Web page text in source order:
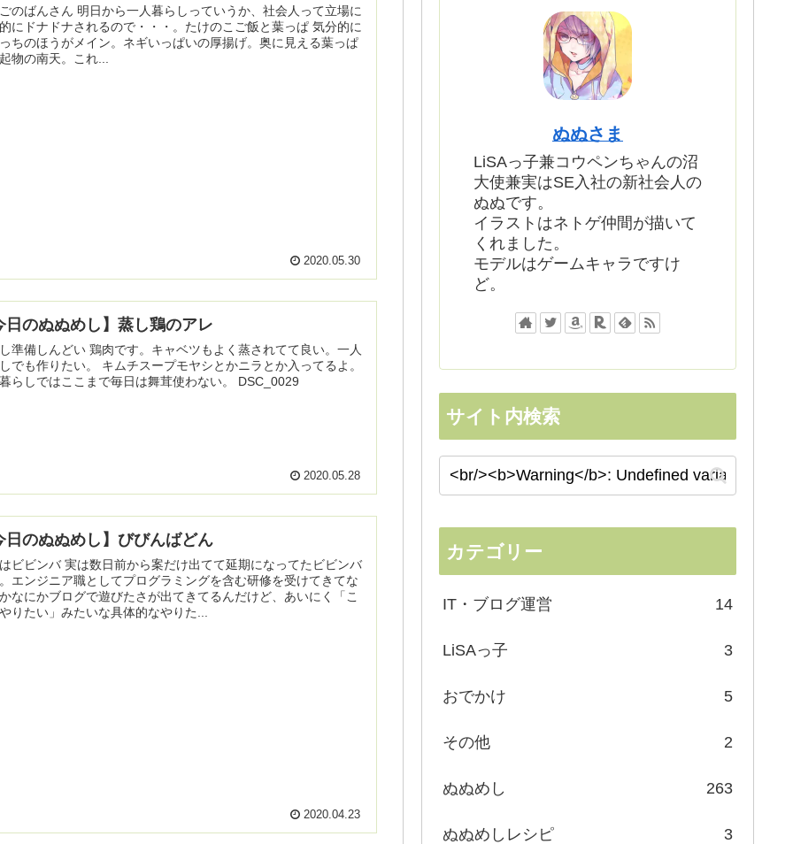
のばんさん 明日から一人暮らしっていうか、社会人って立場に
にドナドナされるので・・・。たけのこご飯と葉っぱ 気分的に
ちのほうがメイン。ネギいっぱいの厚揚げ。奥に見える葉っぱ
物の南天。これ...
2020.05.30
日のぬぬめし】蒸し鶏のアレ
準備しんどい 鶏肉です。キャベツもよく蒸されてて良い。一人
でも作りたい。 キムチスープモヤシとかニラとか入ってるよ。
らしではここまで毎日は舞茸使わない。 DSC_0029
2020.05.28
日のぬぬめし】びびんばどん
ビビンバ 実は数日前から案だけ出てて延期になってたビビンバ
エンジニア職としてプログラミングを含む研修を受けてきてな
なにかブログで遊びたさが出てきてるんだけど、あいにく「こ
りたい」みたいな具体的なやりた...
2020.04.23
ぬぬさま
LiSAっ子兼コウペンちゃんの沼
大使兼実はSE入社の新社会人の
ぬぬです。
イラストはネトゲ仲間が描いて
くれました。
モデルはゲームキャラですけ
ど。
サイト内検索
カテゴリー
IT・ブログ運営 14
LiSAっ子 3
おでかけ 5
その他 2
ぬぬめし 263
ぬぬめしレシピ 3